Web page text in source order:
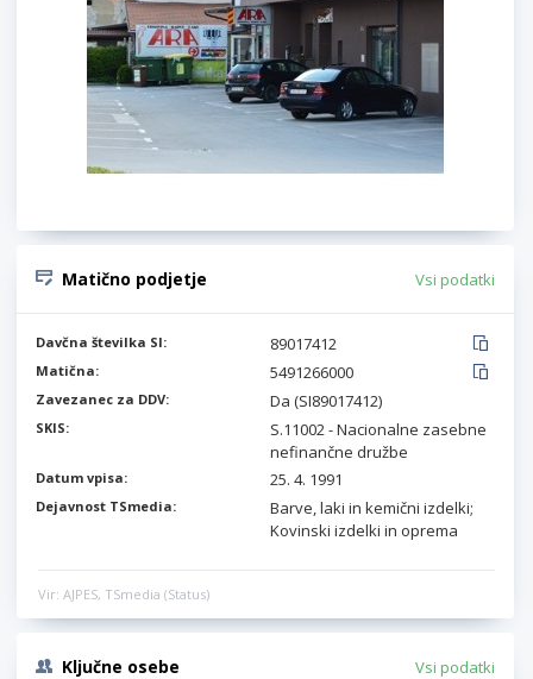
Matično podjetje Vsi podatki
Davčna številka SI: 89017412
Matična: 5491266000
Zavezanec za DDV: Da (SI89017412)
SKIS:
S.11002 - Nacionalne zasebne
nefinančne družbe
Datum vpisa: 25. 4. 1991
Dejavnost TSmedia:
Barve, laki in kemični izdelki;
Kovinski izdelki in oprema
Vir: AJPES, TSmedia (Status)
Ključne osebe Vsi podatki